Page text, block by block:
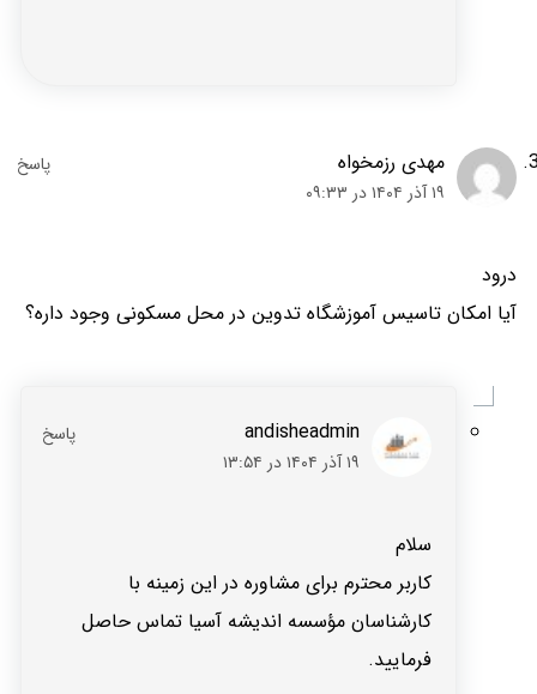
مهدی رزمخواه
۱۹ آذر ۱۴۰۴ در ۰۹:۳۳
درود
آیا امکان تاسیس آموزشگاه تدوین در محل مسکونی وجود داره؟
andisheadmin
۱۹ آذر ۱۴۰۴ در ۱۳:۵۴
سلام
کاربر محترم برای مشاوره در این زمینه با
کارشناسان مؤسسه اندیشه آسیا تماس حاصل
فرمایید.